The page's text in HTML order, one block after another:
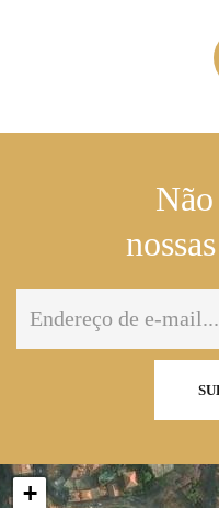
+